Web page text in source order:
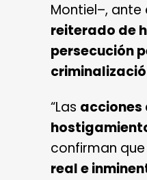
Montiel–, ante
reiterado de
persecución
“Las acciones
confirman que
real e